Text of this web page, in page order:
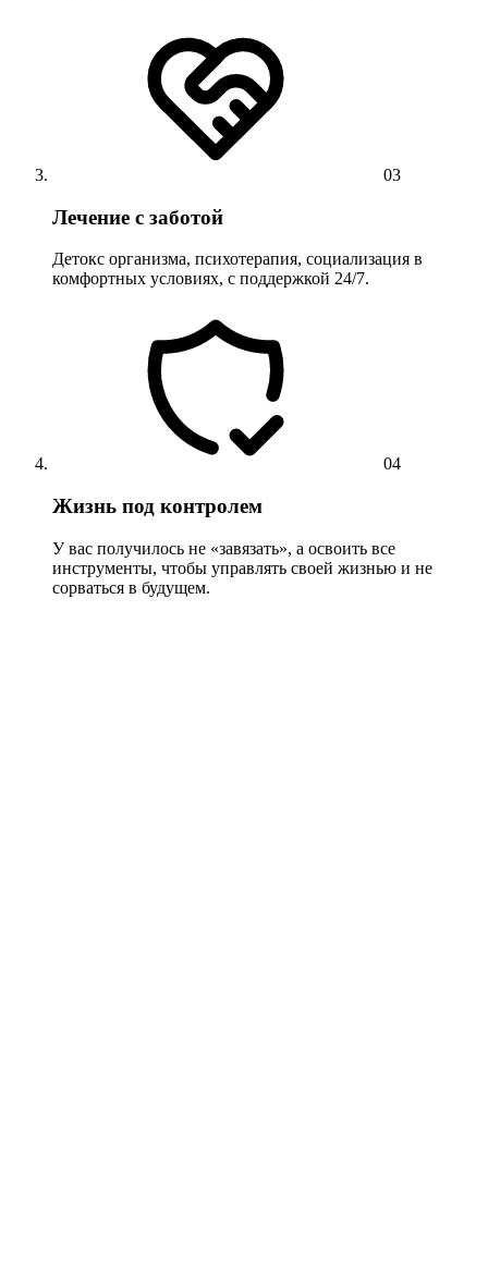
03
Лечение с заботой
Детокс организма, психотерапия, социализация в
комфортных условиях, с поддержкой 24/7.
04
Жизнь под контролем
У вас получилось не «завязать», а освоить все
инструменты, чтобы управлять своей жизнью и не
сорваться в будущем.